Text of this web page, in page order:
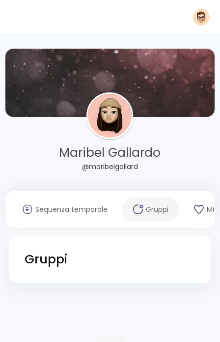
Maribel Gallardo
@maribelgallard
Sequenza temporale Gruppi Mi
Gruppi